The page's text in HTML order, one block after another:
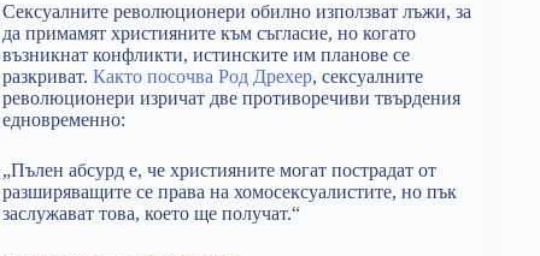
Сексуалните революционери обилно използват лъжи, за
да примамят християните към съгласие, но когато
възникнат конфликти, истинските им планове се
разкриват. Както посочва Род Дрехер, сексуалните
революционери изричат две противоречиви твърдения
едновременно:
„Пълен абсурд е, че християните могат пострадат от
разширяващите се права на хомосексуалистите, но пък
заслужават това, което ще получат.“